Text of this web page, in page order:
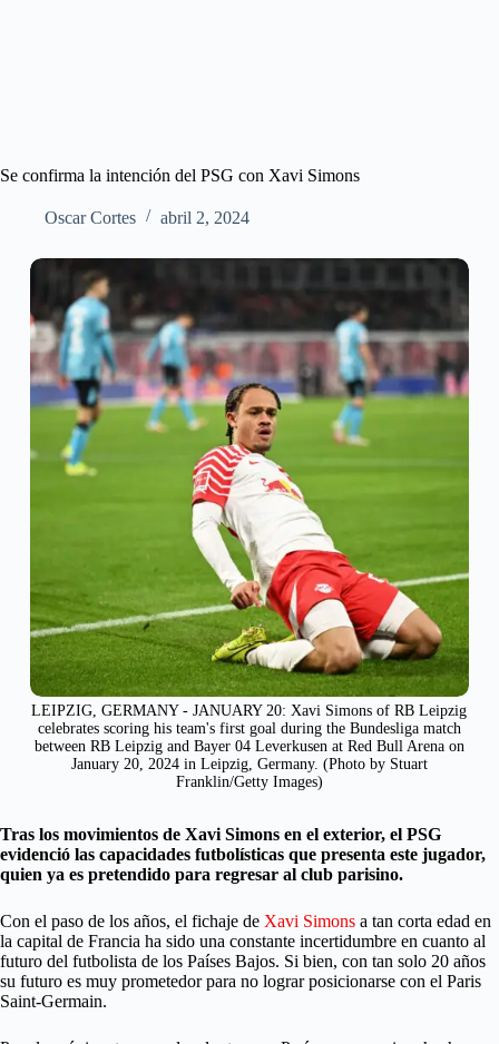
Se confirma la intención del PSG con Xavi Simons
Oscar Cortes abril 2, 2024
LEIPZIG, GERMANY - JANUARY 20: Xavi Simons of RB Leipzig
celebrates scoring his team's first goal during the Bundesliga match
between RB Leipzig and Bayer 04 Leverkusen at Red Bull Arena on
January 20, 2024 in Leipzig, Germany. (Photo by Stuart
Franklin/Getty Images)
Tras los movimientos de Xavi Simons en el exterior, el PSG
evidenció las capacidades futbolísticas que presenta este jugador,
quien ya es pretendido para regresar al club parisino.
Con el paso de los años, el fichaje de Xavi Simons a tan corta edad en
la capital de Francia ha sido una constante incertidumbre en cuanto al
futuro del futbolista de los Países Bajos. Si bien, con tan solo 20 años
su futuro es muy prometedor para no lograr posicionarse con el Paris
Saint-Germain.